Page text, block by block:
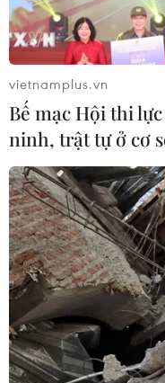
vietnamplus.vn
Bế mạc Hội thi
ninh, trật tự ở cơ